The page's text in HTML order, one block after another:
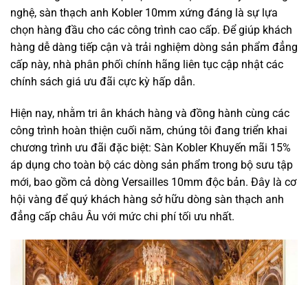
nghệ, sàn thạch anh Kobler 10mm xứng đáng là sự lựa
chọn hàng đầu cho các công trình cao cấp. Để giúp khách
hàng dễ dàng tiếp cận và trải nghiệm dòng sản phẩm đẳng
cấp này, nhà phân phối chính hãng liên tục cập nhật các
chính sách giá ưu đãi cực kỳ hấp dẫn.
Hiện nay, nhằm tri ân khách hàng và đồng hành cùng các
công trình hoàn thiện cuối năm, chúng tôi đang triển khai
chương trình ưu đãi đặc biệt: Sàn Kobler Khuyến mãi 15%
áp dụng cho toàn bộ các dòng sản phẩm trong bộ sưu tập
mới, bao gồm cả dòng Versailles 10mm độc bản. Đây là cơ
hội vàng để quý khách hàng sở hữu dòng sàn thạch anh
đẳng cấp châu Âu với mức chi phí tối ưu nhất.